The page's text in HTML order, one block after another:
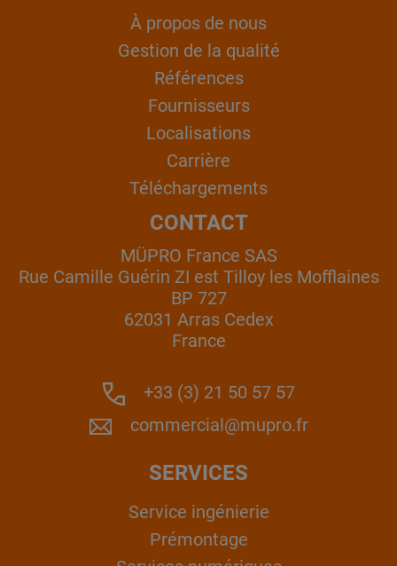
À propos de nous
Gestion de la qualité
Références
Fournisseurs
Localisations
Carrière
Téléchargements
CONTACT
MÜPRO France SAS
Rue Camille Guérin ZI est Tilloy les Mofflaines
BP 727
62031 Arras Cedex
France
+33 (3) 21 50 57 57
commercial@mupro.fr
SERVICES
Service ingénierie
Prémontage